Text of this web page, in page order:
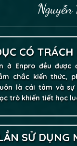
SỬ DỤNG
CÓ TRÁCH
ở Enpro đều được
chắc kiến thức,
là cái tâm và sự
trò khiến tiết học
Nguyễn